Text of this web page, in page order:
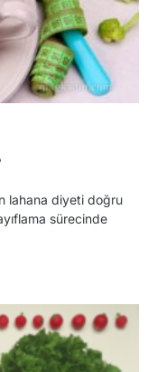
lahana diyeti doğru
sürecinde